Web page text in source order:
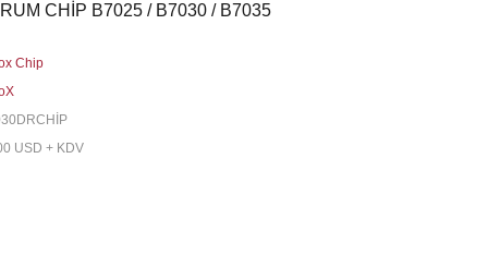
CHİP B7025 / B7030 / B7035
Chip
USD + KDV